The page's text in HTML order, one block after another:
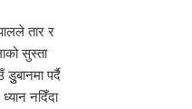
तार र
सुस्ता
डुुबानमा पर्दै
नदिँदा